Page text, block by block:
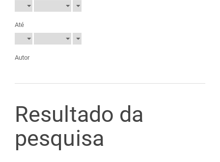
Até
Autor
Resultado da
pesquisa